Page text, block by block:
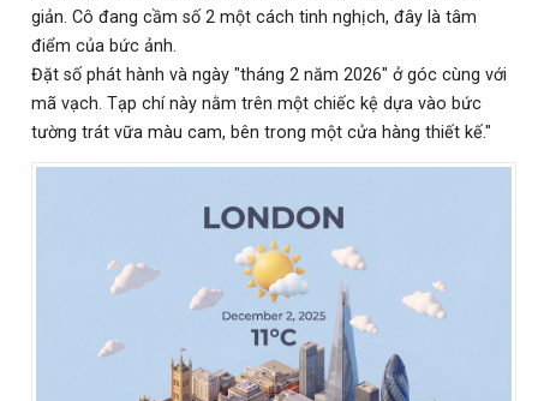
giản. Cô đang cầm số 2 một cách tinh nghịch, đây là tâm
điểm của bức ảnh.
Đặt số phát hành và ngày "tháng 2 năm 2026" ở góc cùng với
mã vạch. Tạp chí này nằm trên một chiếc kệ dựa vào bức
tường trát vữa màu cam, bên trong một cửa hàng thiết kế."